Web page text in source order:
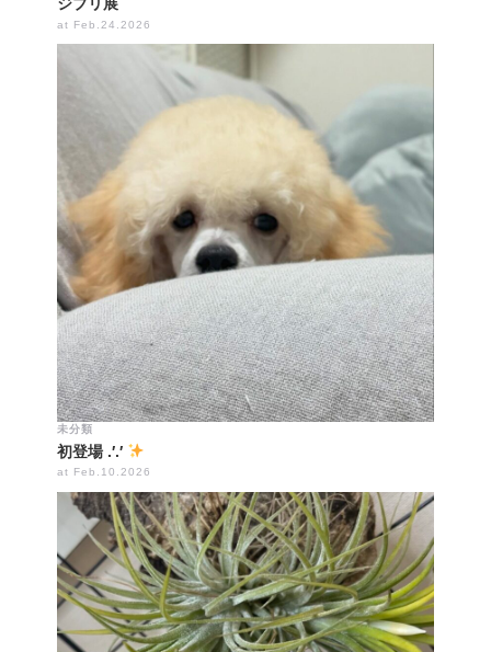
at Feb.24.2026
未分類
初登場 .′.′
at Feb.10.2026